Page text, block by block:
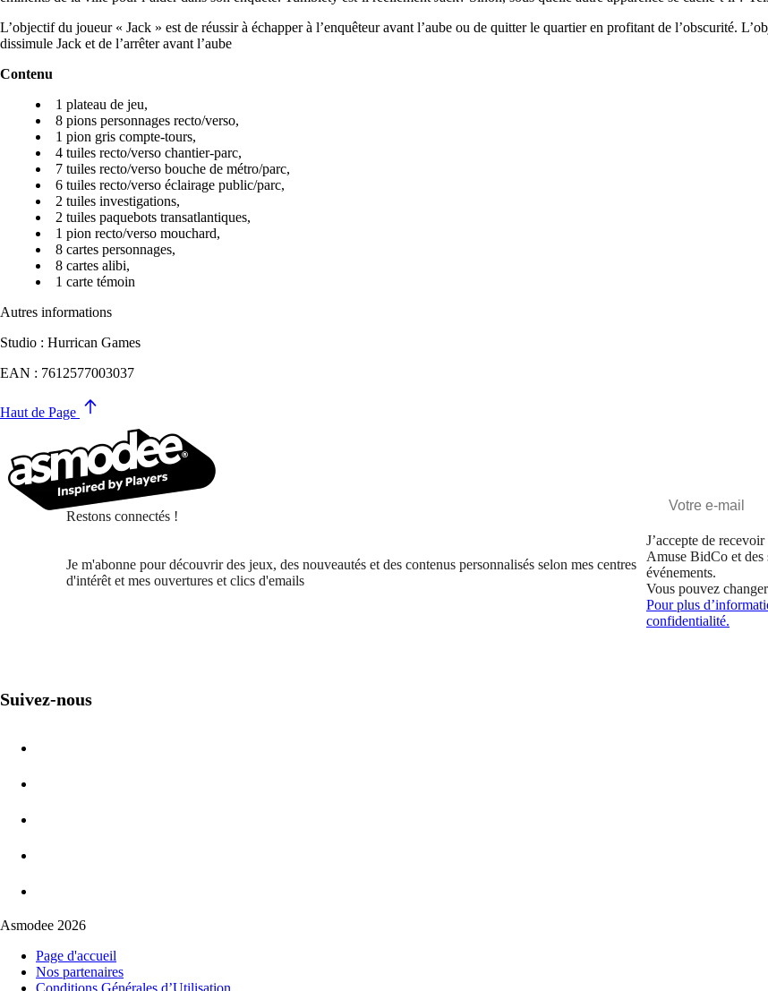
L’objectif du joueur « Jack » est de réussir à échapper à l’enquêteur avant l’aube ou de quitter le quartier en profitant de l’obscurité.
dissimule Jack et de l’arrêter avant l’aube
Contenu
1 plateau de jeu,
8 pions personnages recto/verso,
1 pion gris compte-tours,
4 tuiles recto/verso chantier-parc,
7 tuiles recto/verso bouche de métro/parc,
6 tuiles recto/verso éclairage public/parc,
2 tuiles investigations,
2 tuiles paquebots transatlantiques,
1 pion recto/verso mouchard,
8 cartes personnages,
8 cartes alibi,
1 carte témoin
Autres informations
Studio : Hurrican Games
EAN : 7612577003037
Haut de Page
Restons connectés !
Je m'abonne pour découvrir des jeux, des nouveautés et des contenus personnalisés selon mes centres
d'intérêt et mes ouvertures et clics d'emails
J’accepte de
Amuse BidCo et des
événements.
Vous pouvez
Pour plus
confidentialité.
Suivez-nous
Asmodee 2026
Page d'accueil
Nos partenaires
Conditions Générales d’Utilisation